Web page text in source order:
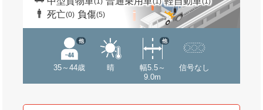
死亡(0) 負傷(5)
35～44歳
他
晴
幅5.5～
9.0m
他
信号なし